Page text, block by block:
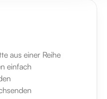
aus einer Reihe
einfach